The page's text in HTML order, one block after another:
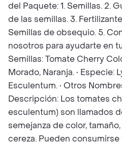
del Paquete: 1. Semillas. 2.
de las semillas. 3.
Semillas de obsequio. 5.
nosotros para ayudarte en
Semillas: Tomate Cherry
Morado, Naranja. • Especie:
Esculentum. • Otros
Descripción: Los tomates
esculentum) son llamados
semejanza de color,
cereza. Pueden consumirse